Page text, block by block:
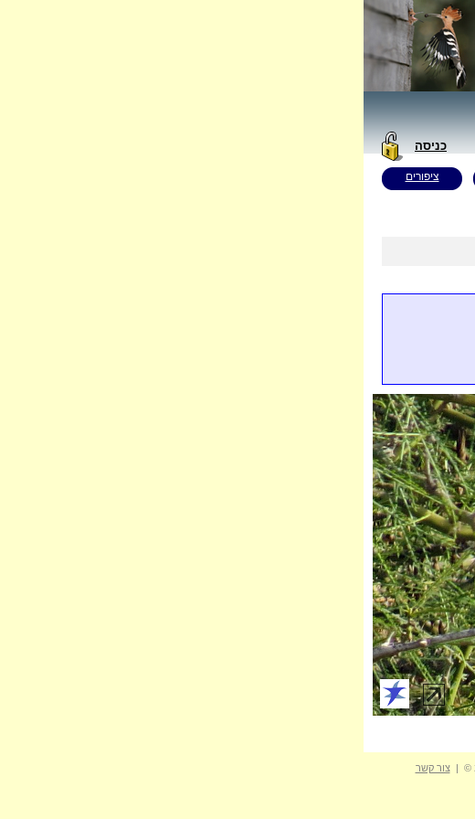
כניסה
ציפורים
צור קשר